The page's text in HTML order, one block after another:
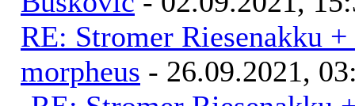
RE: Stromer Riesenakku
morpheus - 26.09.2021,